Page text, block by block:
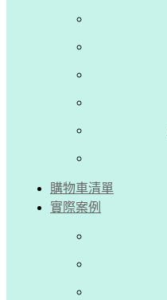
購物車清單
實際案例